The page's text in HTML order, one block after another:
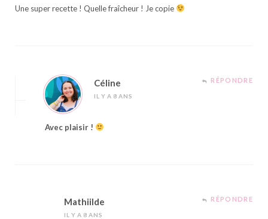
Une super recette ! Quelle fraîcheur ! Je copie
Céline
IL Y A 8 ANS
RÉPONDRE
Avec plaisir !
Mathiilde
IL Y A 8 ANS
RÉPONDRE